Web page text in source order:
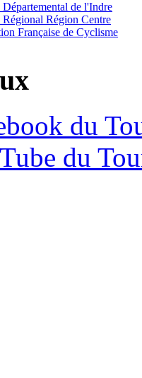
de l'Indre
Région Centre
Française de Cyclisme
du
du